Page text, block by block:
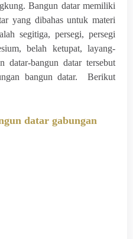
Bangun datar memiliki
yang dibahas untuk materi
segitiga, persegi, persegi
belah ketupat, layang-
datar-bangun datar tersebut
bangun datar. Berikut
datar gabungan